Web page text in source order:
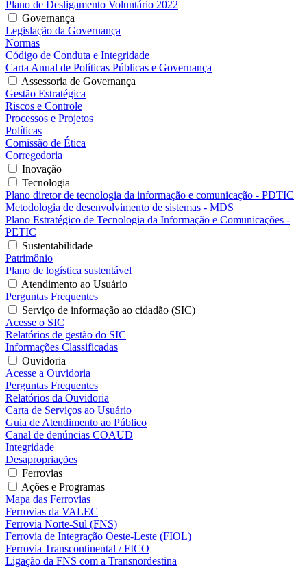
Plano de Desligamento Voluntário 2022
Governança
Legislação da Governança
Normas
Código de Conduta e Integridade
Carta Anual de Políticas Públicas e Governança
Assessoria de Governança
Gestão Estratégica
Riscos e Controle
Processos e Projetos
Políticas
Comissão de Ética
Corregedoria
Inovação
Tecnologia
Plano diretor de tecnologia da informação e comunicação - PDTIC
Metodologia de desenvolvimento de sistemas - MDS
Plano Estratégico de Tecnologia da Informação e Comunicações -
PETIC
Sustentabilidade
Patrimônio
Plano de logística sustentável
Atendimento ao Usuário
Perguntas Frequentes
Serviço de informação ao cidadão (SIC)
Acesse o SIC
Relatórios de gestão do SIC
Informações Classificadas
Ouvidoria
Acesse a Ouvidoria
Perguntas Frequentes
Relatórios da Ouvidoria
Carta de Serviços ao Usuário
Guia de Atendimento ao Público
Canal de denúncias COAUD
Integridade
Desapropriações
Ferrovias
Ações e Programas
Mapa das Ferrovias
Ferrovias da VALEC
Ferrovia Norte-Sul (FNS)
Ferrovia de Integração Oeste-Leste (FIOL)
Ferrovia Transcontinental / FICO
Ligação da FNS com a Transnordestina